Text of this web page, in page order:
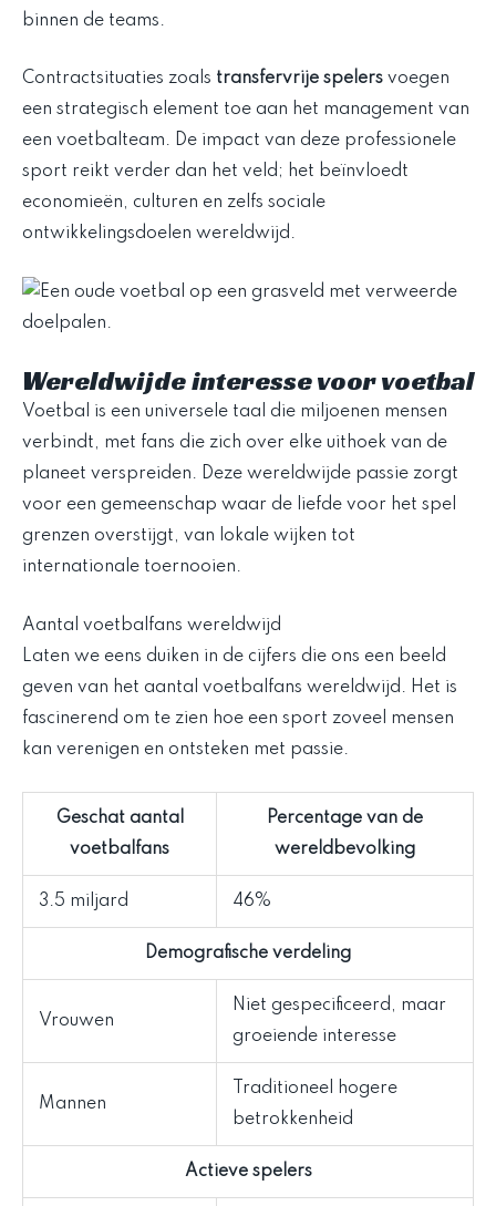
binnen de teams.
Contractsituaties zoals transfervrije spelers voegen
een strategisch element toe aan het management van
een voetbalteam. De impact van deze professionele
sport reikt verder dan het veld; het beïnvloedt
economieën, culturen en zelfs sociale
ontwikkelingsdoelen wereldwijd.
Wereldwijde interesse voor voetbal
Voetbal is een universele taal die miljoenen mensen
verbindt, met fans die zich over elke uithoek van de
planeet verspreiden. Deze wereldwijde passie zorgt
voor een gemeenschap waar de liefde voor het spel
grenzen overstijgt, van lokale wijken tot
internationale toernooien.
Aantal voetbalfans wereldwijd
Laten we eens duiken in de cijfers die ons een beeld
geven van het aantal voetbalfans wereldwijd. Het is
fascinerend om te zien hoe een sport zoveel mensen
kan verenigen en ontsteken met passie.
Geschat aantal
voetbalfans
Percentage van de
wereldbevolking
3.5 miljard 46%
Demografische verdeling
Vrouwen
Niet gespecificeerd, maar
groeiende interesse
Mannen
Traditioneel hogere
betrokkenheid
Actieve spelers